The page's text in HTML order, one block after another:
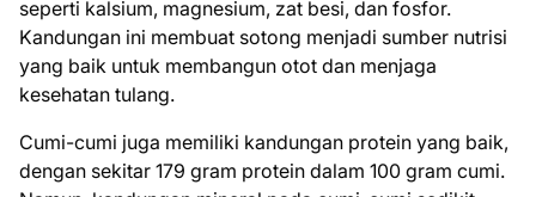
seperti kalsium, magnesium, zat besi, dan fosfor.
Kandungan ini membuat sotong menjadi sumber nutrisi
yang baik untuk membangun otot dan menjaga
kesehatan tulang.
Cumi-cumi juga memiliki kandungan protein yang baik,
dengan sekitar 179 gram protein dalam 100 gram cumi.